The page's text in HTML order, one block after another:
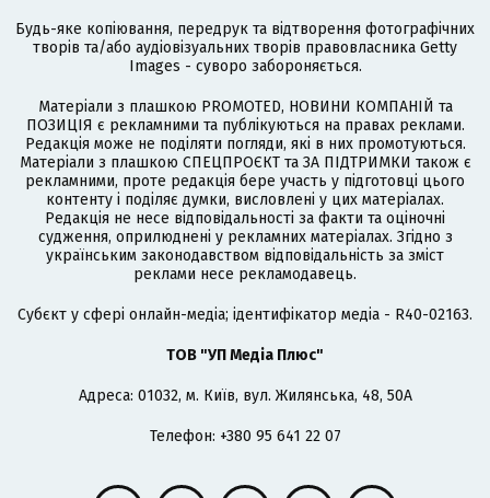
Будь-яке копіювання, передрук та відтворення фотографічних
творів та/або аудіовізуальних творів правовласника Getty
Images - суворо забороняється.
Матеріали з плашкою PROMOTED, НОВИНИ КОМПАНІЙ та
ПОЗИЦІЯ є рекламними та публікуються на правах реклами.
Редакція може не поділяти погляди, які в них промотуються.
Матеріали з плашкою СПЕЦПРОЄКТ та ЗА ПІДТРИМКИ також є
рекламними, проте редакція бере участь у підготовці цього
контенту і поділяє думки, висловлені у цих матеріалах.
Редакція не несе відповідальності за факти та оціночні
судження, оприлюднені у рекламних матеріалах. Згідно з
українським законодавством відповідальність за зміст
реклами несе рекламодавець.
Cубєкт у сфері онлайн-медіа; ідентифікатор медіа - R40-02163.
ТОВ "УП Медіа Плюс"
Адреса: 01032, м. Київ, вул. Жилянська, 48, 50А
Телефон: +380 95 641 22 07